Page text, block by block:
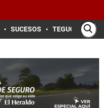
SUCESOS TEGUCIGALPA